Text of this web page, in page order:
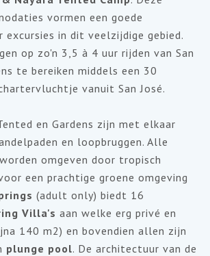
vormen een goede
in dit veelzijdige gebied.
op zo'n 3,5 à 4 uur rijden van San
te bereiken middels een 30
vanuit San José.
en Gardens zijn met elkaar
en loopbruggen. Alle
omgeven door tropisch
een prachtige groene omgeving
(adult only) biedt 16
Villa's aan welke erg privé en
140 m2) en bovendien allen zijn
plunge pool. De architectuur van de